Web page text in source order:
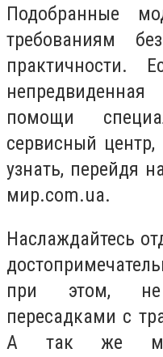
Подобранные
требованиям
практичности.
помощи
сервисный
узнать, перейдя
мир.com.ua.
Наслаждайтесь
при этом,
пересадками с
А так же